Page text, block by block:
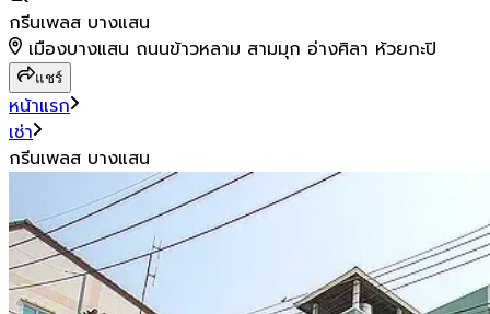
กรีนเพลส บางแสน
เมืองบางแสน ถนนข้าวหลาม สามมุก อ่างศิลา ห้วยกะปิ
แชร์
หน้าแรก
เช่า
กรีนเพลส บางแสน